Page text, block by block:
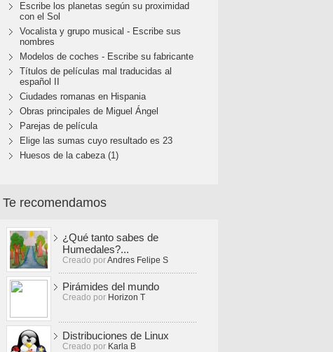
Escribe los planetas según su proximidad
con el Sol
Vocalista y grupo musical - Escribe sus
nombres
Modelos de coches - Escribe su fabricante
Títulos de películas mal traducidas al
español II
Ciudades romanas en Hispania
Obras principales de Miguel Ángel
Parejas de película
Elige las sumas cuyo resultado es 23
Huesos de la cabeza (1)
Te recomendamos
¿Qué tanto sabes de
Humedales?...
Creado porAndres Felipe S
Pirámides del mundo
Creado por Horizon T
Distribuciones de Linux
Creado por Karla B